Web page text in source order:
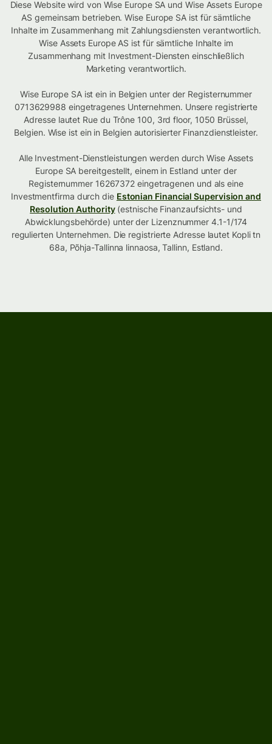
Diese Website wird von Wise Europe SA und Wise Assets Europe
AS gemeinsam betrieben. Wise Europe SA ist für sämtliche
Inhalte im Zusammenhang mit Zahlungsdiensten verantwortlich.
Wise Assets Europe AS ist für sämtliche Inhalte im
Zusammenhang mit Investment-Diensten einschließlich
Marketing verantwortlich.
Wise Europe SA ist ein in Belgien unter der Registernummer
0713629988 eingetragenes Unternehmen. Unsere registrierte
Adresse lautet Rue du Trône 100, 3rd floor, 1050 Brüssel,
Belgien. Wise ist ein in Belgien autorisierter Finanzdienstleister.
Alle Investment-Dienstleistungen werden durch Wise Assets
Europe SA bereitgestellt, einem in Estland unter der
Registernummer 16267372 eingetragenen und als eine
Investmentfirma durch die Estonian Financial Supervision and
Resolution Authority(estnische Finanzaufsichts- und
Abwicklungsbehörde) unter der Lizenznummer 4.1-1/174
regulierten Unternehmen. Die registrierte Adresse lautet Kopli tn
68a, Põhja-Tallinna linnaosa, Tallinn, Estland.